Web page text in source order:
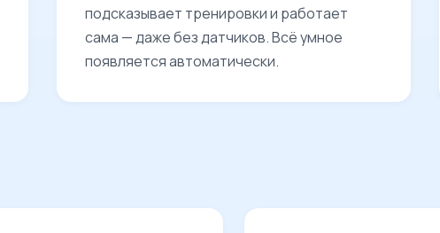
подсказывает тренировки и работает
сама — даже без датчиков. Всё умное
появляется автоматически.